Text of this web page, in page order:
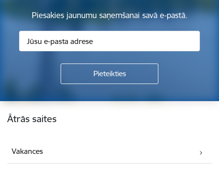
Piesakies jaunumu saņemšanai savā e-pastā.
Kājene
Ātrās saites
Vakances